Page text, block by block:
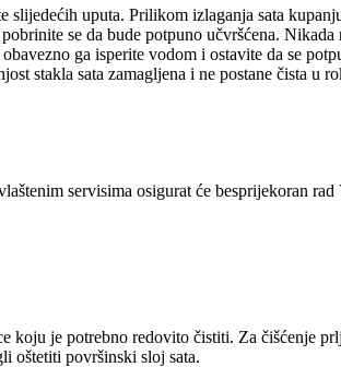
uputa. Prilikom izlaganja sata
se da bude potpuno učvršćena.
ga isperite vodom i ostavite da se
stakla sata zamagljena i ne postane čista u
servisima osigurat će besprijekoran rad
koju je potrebno redovito čistiti. Za čišćenje
oštetiti površinski sloj sata.